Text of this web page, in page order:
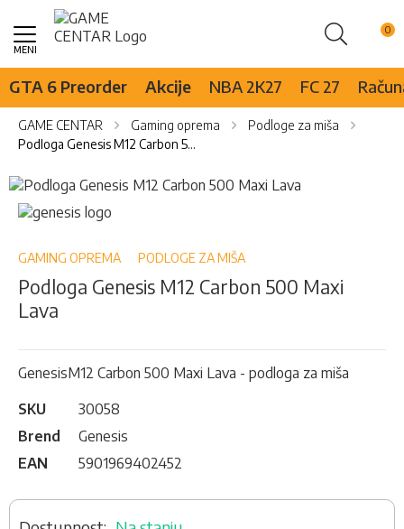
Pretraži
Skip
Content
GTA 6 Preorder Akcije NBA 2K27 FC 27
GAME CENTAR Gaming oprema
Podloge za miša
Podloga Genesis M12 Carbon 500 Maxi Lava
Skip
to
the
of
images
gallery
Skip
to
beginning
the
images
GAMING OPREMA PODLOGE ZA MIŠA
Podloga Genesis M12 Carbon 500 Maxi
Lava
GenesisM12 Carbon 500 Maxi Lava - podloga za miša
SKU
30058
Brend
Genesis
EAN
5901969402452